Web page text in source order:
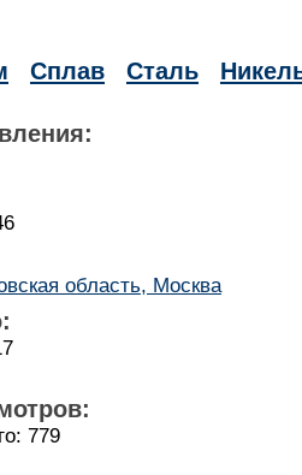
Сплав Сталь
область, Москва
779